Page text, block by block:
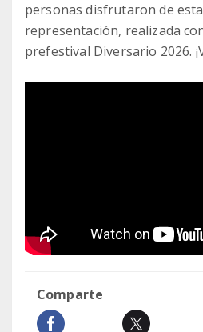
personas disfrutaron de
representación, realizada
prefestival Diversario 2026.
Comparte